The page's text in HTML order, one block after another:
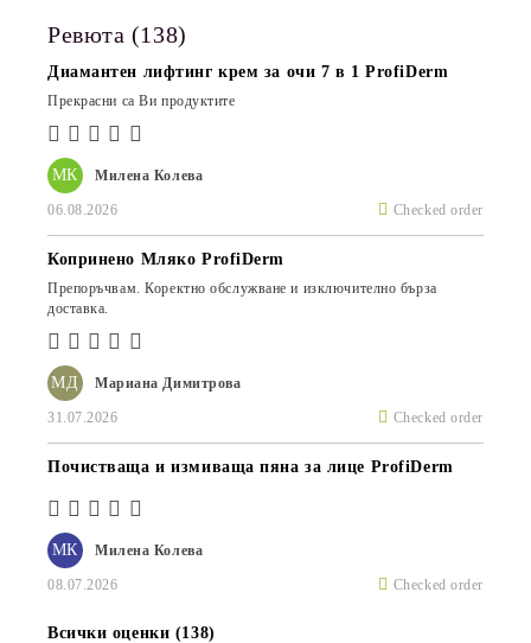
Ревюта (138)
МК Милена Колева
06.08.2026 Checked order
Диамантен лифтинг крем за очи 7 в 1 ProfiDerm
Прекрасни са Ви продуктите
МД Мариана Димитрова
31.07.2026 Checked order
Копринено Мляко ProfiDerm
Препоръчвам. Коректно обслужване и изключително бърза
доставка.
МК Милена Колева
08.07.2026 Checked order
Почистваща и измиваща пяна за лице ProfiDerm
Всички оценки (138)